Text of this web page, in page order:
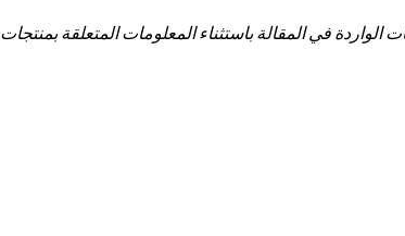
في المقالة باستثناء المعلومات المتعلقة